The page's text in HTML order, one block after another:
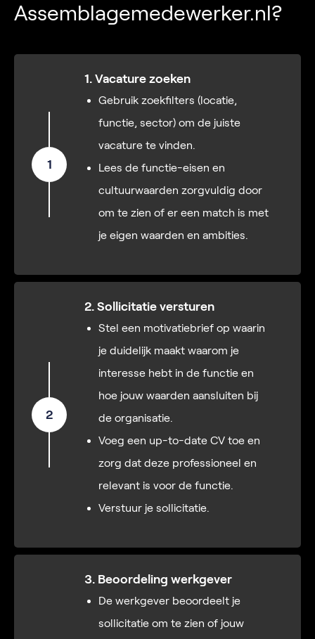
Assemblagemedewerker.nl?
1
1. Vacature zoeken
Gebruik zoekfilters (locatie,
functie, sector) om de juiste
vacature te vinden.
Lees de functie-eisen en
cultuurwaarden zorgvuldig door
om te zien of er een match is met
je eigen waarden en ambities.
2
2. Sollicitatie versturen
Stel een motivatiebrief op waarin
je duidelijk maakt waarom je
interesse hebt in de functie en
hoe jouw waarden aansluiten bij
de organisatie.
Voeg een up-to-date CV toe en
zorg dat deze professioneel en
relevant is voor de functie.
Verstuur je sollicitatie.
3. Beoordeling werkgever
De werkgever beoordeelt je
sollicitatie om te zien of jouw